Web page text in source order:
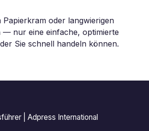
Papierkram oder langwierigen
— nur eine einfache, optimierte
Sie schnell handeln können.
| Adpress International